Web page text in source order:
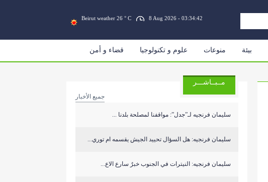
Beirut weather 26 ° C 8 Aug 2026 - 03:34:43
بيئة منوعات علوم و تكنولوجيا قضاء و أمن
مــبــاشـــر
جميع الأخبار
سليمان فرنجيه لـ”جدل”: مواقفنا لمصلحة بلدنا ...
سليمان فرنجيه: هل السؤال تحييد الجيش يقسمه ام توري...
سليمان فرنجيه: النيترات في الجنوب خبرٌ سارع الاع...